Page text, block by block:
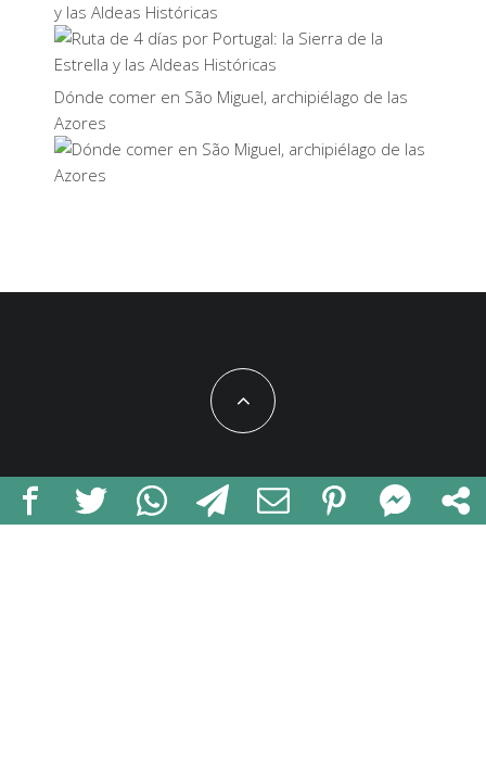
y las Aldeas Históricas
Dónde comer en São Miguel, archipiélago de las
Azores